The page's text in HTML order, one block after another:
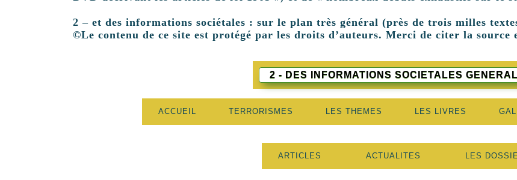
2 – et des informations sociétales : sur le plan très général (près de trois milles
©Le contenu de ce site est protégé par les droits d’auteurs. Merci de citer la source
2 - DES INFORMATIONS SOCIETALES
ACCUEIL TERRORISMES LES THEMES LES LIVRES
ARTICLES ACTUALITES LES